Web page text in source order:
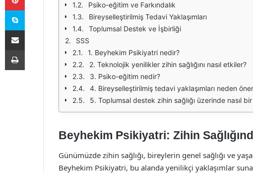
Psiko-eğitim ve Farkındalık
Bireyselleştirilmiş Tedavi Yaklaşımları
Toplumsal Destek ve İşbirliği
SSS
1. Beyhekim Psikiyatri nedir?
2. Teknolojik yenilikler zihin sağlığını nasıl etkiler?
3. Psiko-eğitim nedir?
4. Bireyselleştirilmiş tedavi yaklaşımları neden
5. Toplumsal destek zihin sağlığı üzerinde nasıl
Beyhekim Psikiyatri: Zihin
Günümüzde zihin sağlığı, bireylerin genel sağlığı ve
Beyhekim Psikiyatri, bu alanda yenilikçi yaklaşımlar
Skype
E-Posta ile paylaş